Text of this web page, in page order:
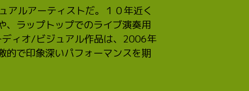
ルアーティストだ。１０年近く
、ラップトップでのライブ演奏用
ィオ/ビジュアル作品は、2006年
的で印象深いパフォーマンスを期